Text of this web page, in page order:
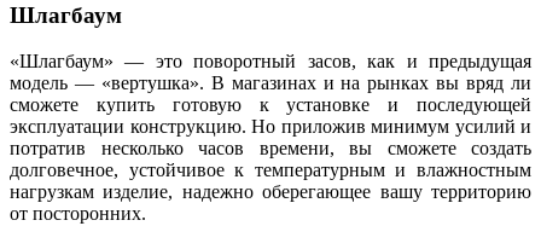
Шлагбаум
«Шлагбаум» — это поворотный засов, как и предыдущая
модель — «вертушка». В магазинах и на рынках вы вряд ли
сможете купить готовую к установке и последующей
эксплуатации конструкцию. Но приложив минимум усилий и
потратив несколько часов времени, вы сможете создать
долговечное, устойчивое к температурным и влажностным
нагрузкам изделие, надежно оберегающее вашу территорию
от посторонних.